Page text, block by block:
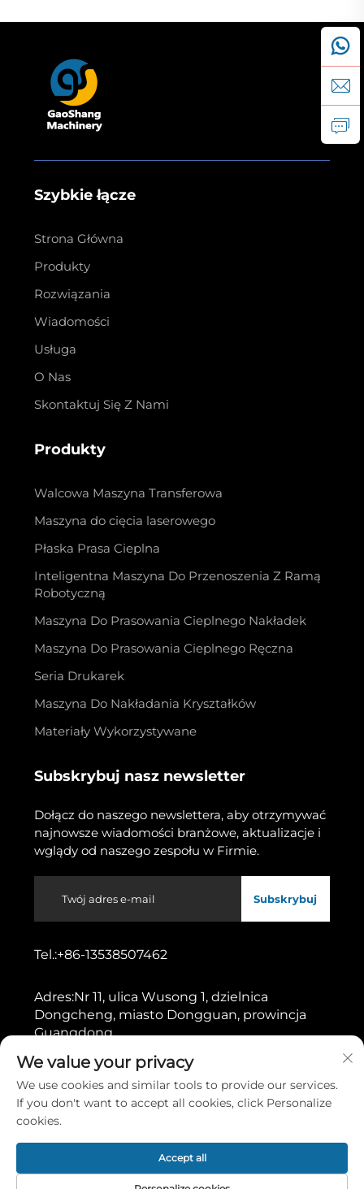
Szybkie łącze
Strona Główna
Produkty
Rozwiązania
Wiadomości
Usługa
O Nas
Skontaktuj Się Z Nami
Produkty
Walcowa Maszyna Transferowa
Maszyna do cięcia laserowego
Płaska Prasa Cieplna
Inteligentna Maszyna Do Przenoszenia Z Ramą
Robotyczną
Maszyna Do Prasowania Cieplnego Nakładek
Maszyna Do Prasowania Cieplnego Ręczna
Seria Drukarek
Maszyna Do Nakładania Kryształków
Materiały Wykorzystywane
Subskrybuj nasz newsletter
Dołącz do naszego newslettera, aby otrzymywać
najnowsze wiadomości branżowe, aktualizacje i
wglądy od naszego zespołu w Firmie.
Subskrybuj
Tel.:+86-13538507462
Adres:Nr 11, ulica Wusong 1, dzielnica
Dongcheng, miasto Dongguan, prowincja
Guangdong
Prawa autorskie © 2026 przez Dongguan Gaoshang
Machinery Co., Ltd.
Polityka prywatności
We value your privacy
We use cookies and similar tools to provide our services.
If you don't want to accept all cookies, click Personalize
cookies.
Accept all